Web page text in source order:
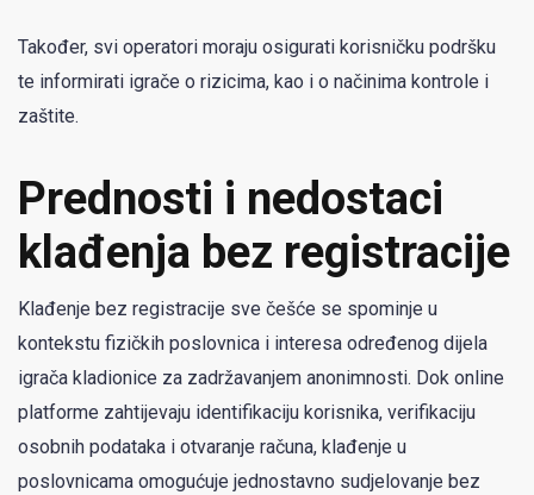
Također, svi operatori moraju osigurati korisničku podršku
te informirati igrače o rizicima, kao i o načinima kontrole i
zaštite.
Prednosti i nedostaci
klađenja bez registracije
Klađenje bez registracije sve češće se spominje u
kontekstu fizičkih poslovnica i interesa određenog dijela
igrača kladionice za zadržavanjem anonimnosti. Dok online
platforme zahtijevaju identifikaciju korisnika, verifikaciju
osobnih podataka i otvaranje računa, klađenje u
poslovnicama omogućuje jednostavno sudjelovanje bez